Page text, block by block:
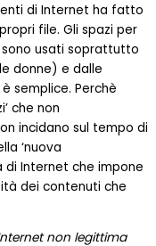
di Internet ha fatto
file. Gli spazi per
sono usati soprattutto
donne) e dalle
semplice. Perchè
che non
incidano sul tempo di
‘nuova
di Internet che impone
dei contenuti che
non legittima